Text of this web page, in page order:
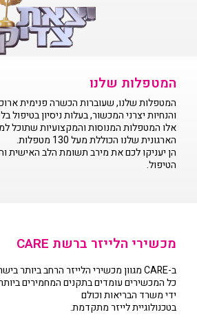
המטפלות שלנו
המטפלות שלנו, שעוברות הכשרה פנימית
והנחיות יצרני המכשור, בעלות ניסיון בטיפול
אלו המטפלות המנוסות והמקצועיות שתוכל
הארגונית שלנו הכוללת מעל 130 מטפלות.
הן יעניקו לכם את מירב תשומת הלב האישית
הטיפול.
מכשירי הלייזר ברשת CARE
ב-CARE מגוון מכשירי הלייזר הרחב ביותר בישראל.
כל המכשירים עומדים בתקנים המחמירים
ידי משרד הבריאות וכולם
בטכנולוגיית לייזר מתקדמת.